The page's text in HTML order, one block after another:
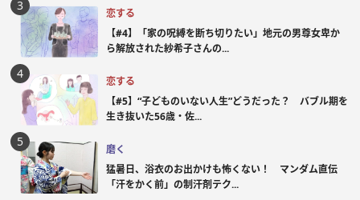
恋する
【#4】「家の呪縛を断ち切りたい」地元の男尊女卑か
ら解放された紗希子さんの...
恋する
【#5】“子どものいない人生”どうだった？ バブル期を
生き抜いた56歳・佐...
磨く
猛暑日、浴衣のお出かけも怖くない！ マンダム直伝
「汗をかく前」の制汗剤テク...